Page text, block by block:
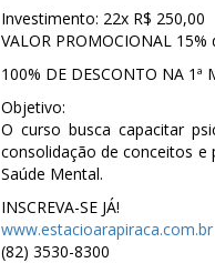
Investimento: 22x R$ 250,00
VALOR PROMOCIONAL
100% DE DESCONTO NA 1ª
Objetivo:
O curso busca capacitar
consolidação de conceitos e
Saúde Mental.
INSCREVA-SE JÁ!
www.estacioarapiraca.com.br
(82) 3530-8300